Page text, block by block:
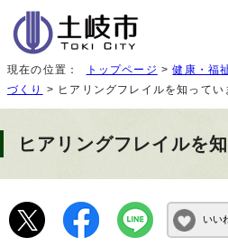
現在の位置： トップページ >健康・福
づくり
> ヒアリングフレイルを知ってい
ヒアリングフレイルを
いい